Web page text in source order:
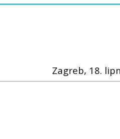
Zagreb, 18.